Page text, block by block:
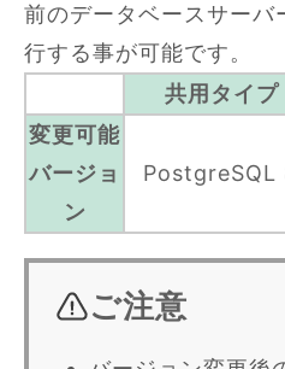
前のデータベースサーバ
行する事が可能です。
共用タイプ
変更可能
バージョ
ン
PostgreSQL
ご注意